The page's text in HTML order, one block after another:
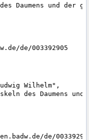
Daumens und der
de/003392905
Wilhelm",
des Daumens und
de/